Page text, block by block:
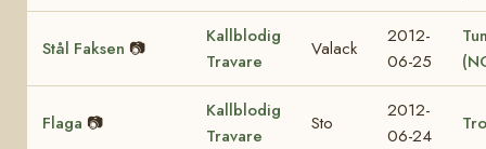
Stål Faksen 📷
Kallblodig
Travare
Valack
2012-
06-25
Flaga 📷
Kallblodig
Travare
Sto
2012-
06-24